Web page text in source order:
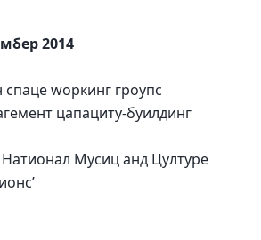
2014
wоркинг гроупс
цапацитy-буилдинг
Мусиц анд Цултуре